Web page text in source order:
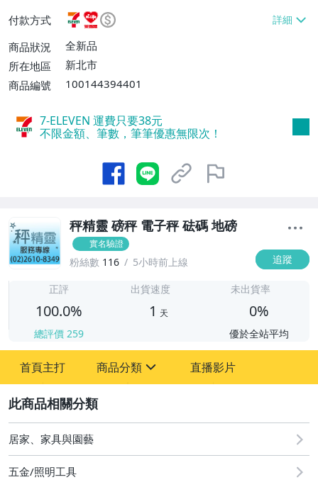
貨付款【免運費】、郵局掛號【免運費】、
離島配送【單件運費$210】、面交/自取/不
寄送【免運費】
付款方式
商品狀況
全新品
所在地區
新北市
商品編號
100144394401
7-ELEVEN 運費只要38元
不限金額、筆數，筆筆優惠無限次！
秤精靈 磅秤 電子秤 砝碼 地磅
實名驗證
粉絲數 116 5小時前上線 追蹤
正評
100.0%
總評價 259
出貨速度
1 天
未出貨率
0%
優於全站平均
首頁主打 商品分類
居家、家具與園藝
直播影片
居家、家具與園藝
五金/照明工具